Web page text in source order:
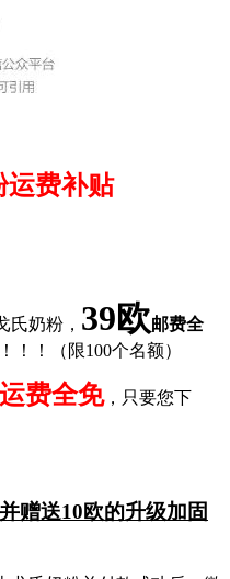
运费补贴
氏奶粉 ， 39欧邮费全
！！（限100个名额）
运费全免， 只要您下
并赠送10欧的升级加固